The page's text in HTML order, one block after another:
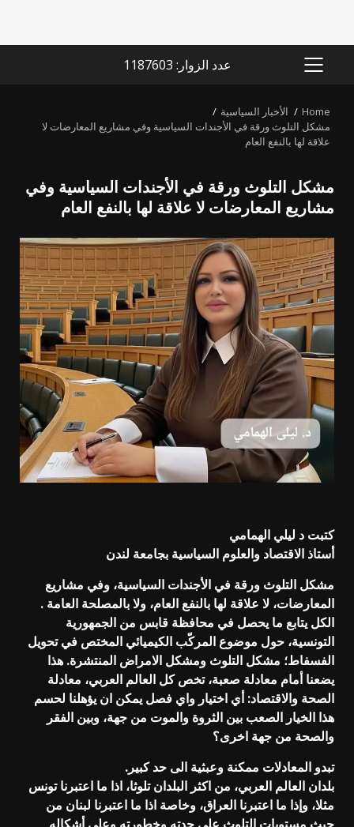
PRIMARY
عدد الزوار: 1187603
Home
الأخبار السياسية
مشكل التلوث ورقة في الأجندات السياسية وفي مشاريع المعارضات لا
علاقة لها بالنفع العام
مشكل التلوث ورقة في الأجندات السياسية وفي
مشاريع المعارضات لا علاقة لها بالنفع العام
كتبت د ليلي الهمامي
أستاذ الاقتصاد والعلوم السياسية بجامعة لندن
مشكل التلوث ورقة في الأجندات السياسية، وفي مشاريع
المعارضات، لا علاقة لها بالنفع العام، ولا بالمصلحة العامة .
الكل يتابع ما يحصل في محافظة قابس من الجمهورية
التونسية، حول موضوع المركّب الكيميائي المختص في تحويل
الفسفاط؛ مشكل التلوث ومشكل الامراض المنتشرة. هذا
يضعنا أمام معادلة صعبة، تخص كل العالم العربي، معادلة
الصحة والاقتصاد: أي اختيار واي فصل يمكن ان يؤهلنا لحسم
هذا الخيار الصعب بين الثروة والموت من جهة، وبين الفقر
والصحة من جهة اخرى؟
تبدو المعادلات ممكنة وعبثية الى حد كبير.
بلدان العالم العربي، من اكثر البلدان تلوثا، اذا ما اعتبرنا تونس
مثلا، وإذا ما اعتبرنا العراق، وخاصة اذا ما اعتبرنا لبنان من